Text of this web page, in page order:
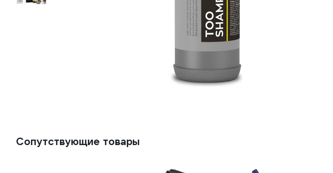
Сопутствующие товары